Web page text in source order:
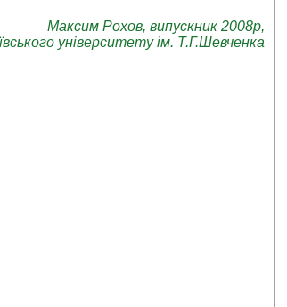
Максим Рохов, випускник 2008р,
університету ім. Т.Г.Шевченка